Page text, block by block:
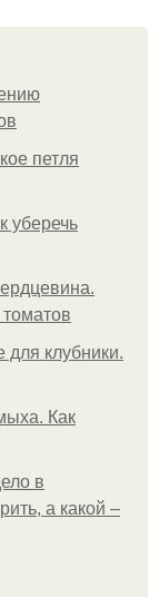
петля
уберечь
для клубники.
Как
в
а какой –